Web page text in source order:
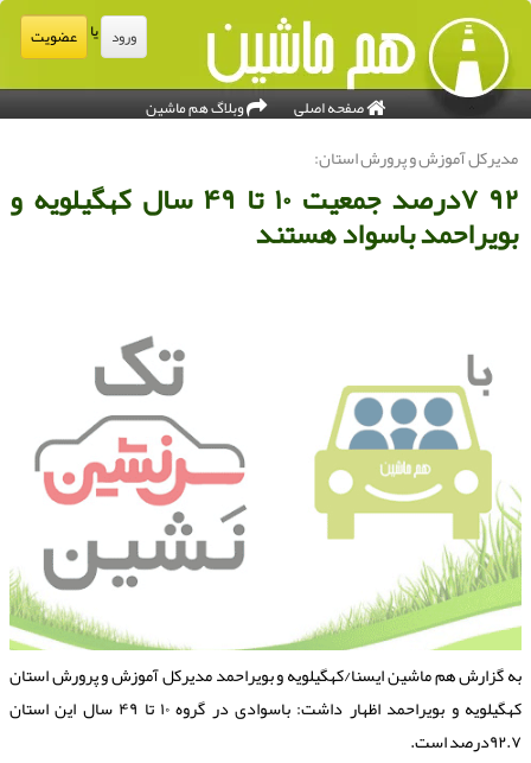
ورود عضویت
صفحه اصلی وبلاگ هم ماشین
مدیركل آموزش و پرورش استان:
۹۲ ۷درصد جمعیت ۱۰ تا ۴۹ سال كهگیلویه و
بویراحمد باسواد هستند
گزارش هم ماشین ایسنا/كهگیلویه و بویراحمد مدیركل آموزش و پرورش استان
كهگیلویه و بویراحمد اظهار داشت: باسوادی در گروه ۱۰ تا ۴۹ سال این استان
است.